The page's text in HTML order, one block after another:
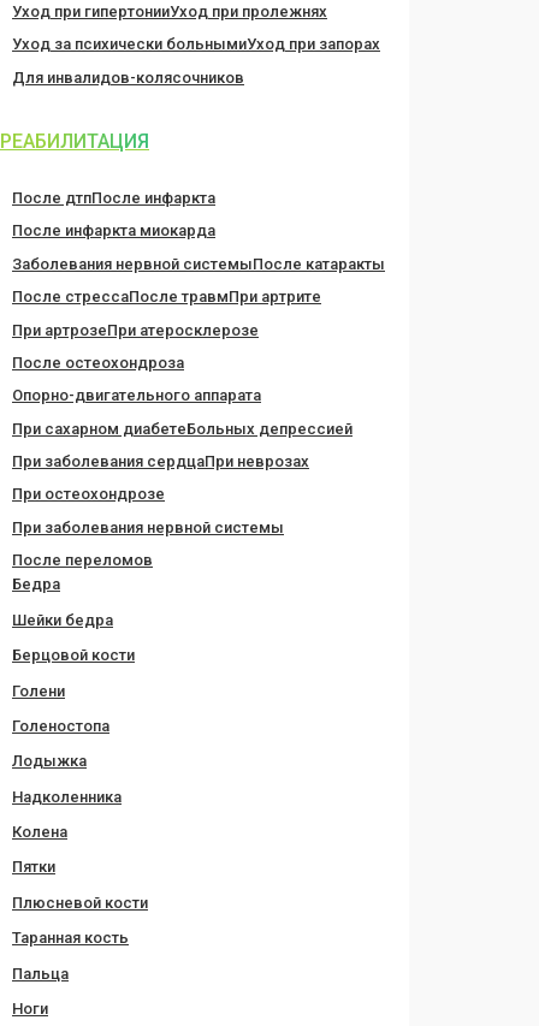
Уход при гипертонииУход при пролежнях
Уход за психически больнымиУход при запорах
Для инвалидов-колясочников
РЕАБИЛИТАЦИЯ
После дтпПосле инфаркта
После инфаркта миокарда
Заболевания нервной системыПосле катаракты
После стрессаПосле травмПри артрите
При артрозеПри атеросклерозе
После остеохондроза
Опорно-двигательного аппарата
При сахарном диабетеБольных депрессией
При заболевания сердцаПри неврозах
При остеохондрозе
При заболевания нервной системы
После переломов
Бедра
Шейки бедра
Берцовой кости
Голени
Голеностопа
Лодыжка
Надколенника
Колена
Пятки
Плюсневой кости
Таранная кость
Пальца
Ноги